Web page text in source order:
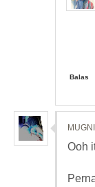
Balas
Ooh